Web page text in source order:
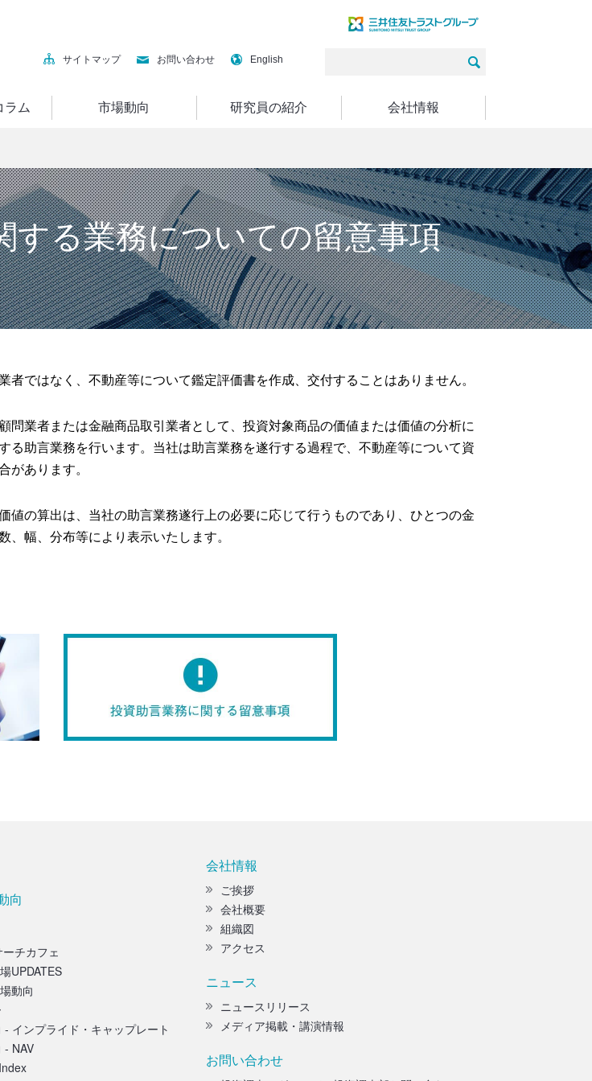
サイトマップ お問い合わせ English
ラム 市場動向 研究員の紹介 会社情報
する業務についての留意事項
者ではなく、不動産等について鑑定評価書を作成、交付することはありません。
問業者または金融商品取引業者として、投資対象商品の価値または価値の分析に
る助言業務を行います。当社は助言業務を遂行する過程で、不動産等について資
があります。
値の算出は、当社の助言業務遂行上の必要に応じて行うものであり、ひとつの金
、幅、分布等により表示いたします。
向
チカフェ
UPDATES
動向
インプライド・キャップレート
- NAV
会社情報
ご挨拶
会社概要
組織図
アクセス
ニュース
ニュースリリース
メディア掲載・講演情報
お問い合わせ